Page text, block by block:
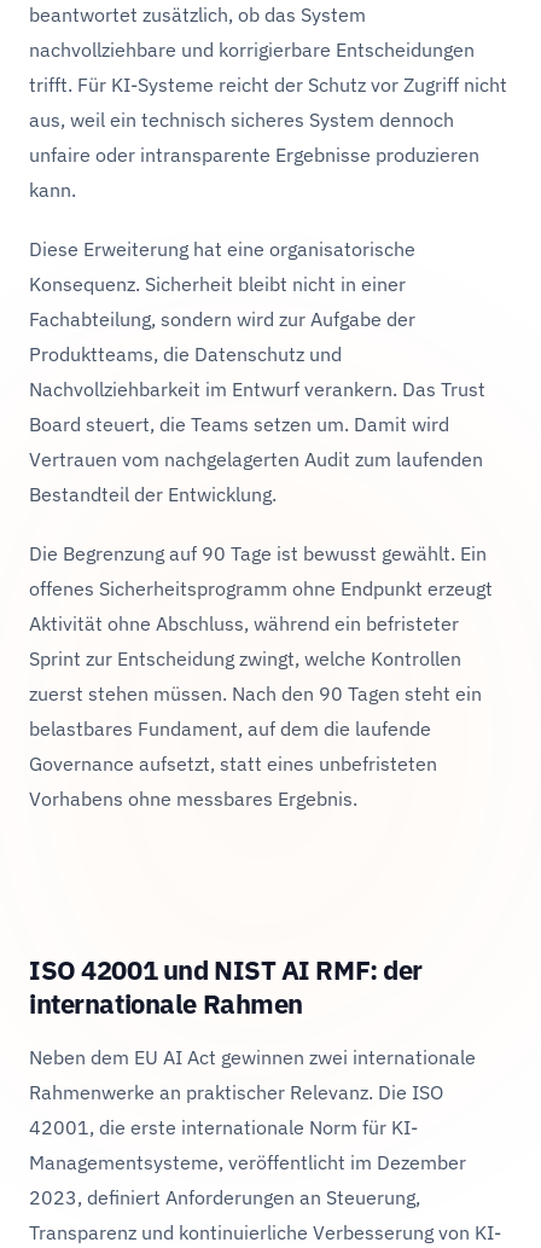
beantwortet zusätzlich, ob das System
nachvollziehbare und korrigierbare Entscheidungen
trifft. Für KI-Systeme reicht der Schutz vor Zugriff nicht
aus, weil ein technisch sicheres System dennoch
unfaire oder intransparente Ergebnisse produzieren
kann.
Diese Erweiterung hat eine organisatorische
Konsequenz. Sicherheit bleibt nicht in einer
Fachabteilung, sondern wird zur Aufgabe der
Produktteams, die Datenschutz und
Nachvollziehbarkeit im Entwurf verankern. Das Trust
Board steuert, die Teams setzen um. Damit wird
Vertrauen vom nachgelagerten Audit zum laufenden
Bestandteil der Entwicklung.
Die Begrenzung auf 90 Tage ist bewusst gewählt. Ein
offenes Sicherheitsprogramm ohne Endpunkt erzeugt
Aktivität ohne Abschluss, während ein befristeter
Sprint zur Entscheidung zwingt, welche Kontrollen
zuerst stehen müssen. Nach den 90 Tagen steht ein
belastbares Fundament, auf dem die laufende
Governance aufsetzt, statt eines unbefristeten
Vorhabens ohne messbares Ergebnis.
ISO 42001 und NIST AI RMF: der
internationale Rahmen
Neben dem EU AI Act gewinnen zwei internationale
Rahmenwerke an praktischer Relevanz. Die ISO
42001, die erste internationale Norm für KI-
Managementsysteme, veröffentlicht im Dezember
2023, definiert Anforderungen an Steuerung,
Transparenz und kontinuierliche Verbesserung von KI-